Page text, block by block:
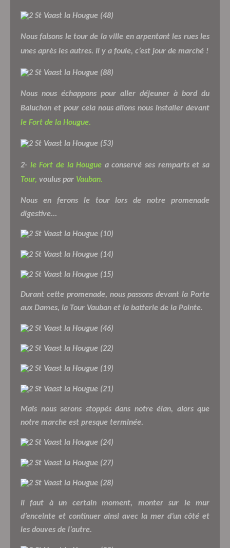
Nous faisons le tour de la ville en arpentant les rues les
unes après les autres. Il y a foule, c’est jour de marché !
Nous nous échappons pour aller déjeuner à bord du
Baluchon et pour cela nous allons nous installer devant
le Fort de la Hougue.
2- le Fort de la Hougue a conservé ses remparts et sa
Tour, voulus par Vauban.
Nous en ferons le tour lors de notre promenade
digestive...
Durant cette promenade, nous passons devant la Porte
aux Dames, la Tour Vauban et la batterie de la Pointe.
Mais nous serons stoppés dans notre élan, alors que
notre marche est presque terminée.
Il faut à un certain moment, monter sur le mur
d’enceinte et continuer ainsi avec la mer d’un côté et
les douves de l’autre.